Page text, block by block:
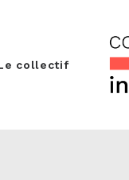
collectif